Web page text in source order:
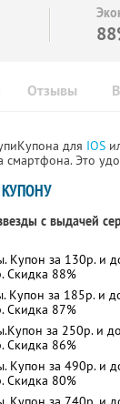
Отзывы
для IOS
смартфона. Это
с выдачей
Купон за 130р. и
Скидка 88%
Купон за 185р. и
Скидка 87%
за 250р. и
Скидка 86%
Купон за 490р. и
Скидка 80%